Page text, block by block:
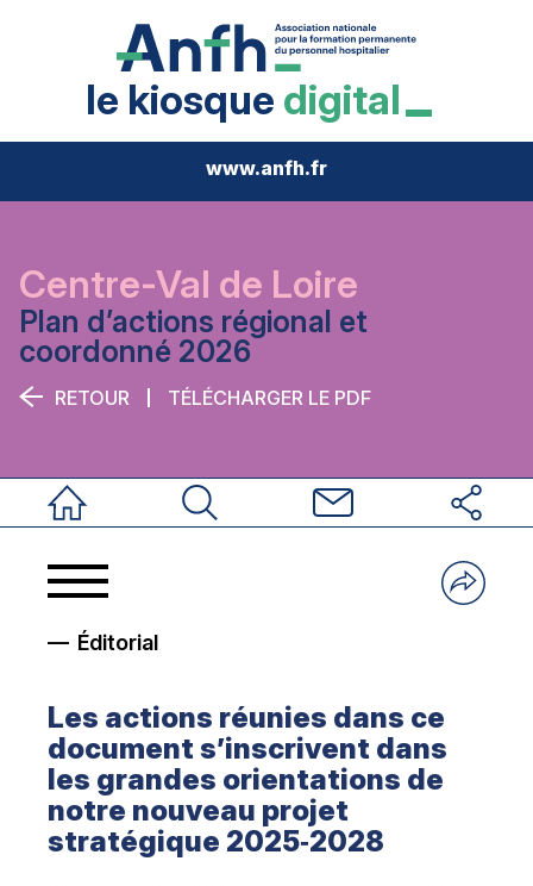
le kiosque digital
www.anfh.fr
Accueil Rechercher Nous contacter Réseaux
Centre-Val de Loire
Plan d’actions régional et
coordonné 2026
RETOUR TÉLÉCHARGER LE PDF
Éditorial
Les actions réunies dans ce
document s’inscrivent dans
les grandes orientations de
notre nouveau projet
stratégique 2025‑2028